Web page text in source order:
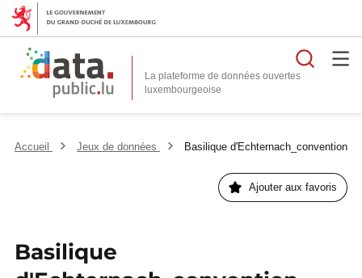
La plateforme de données ouvertes
Accueil Jeux de données Basilique d'Echternach_convention
Ajouter aux favoris
Basilique